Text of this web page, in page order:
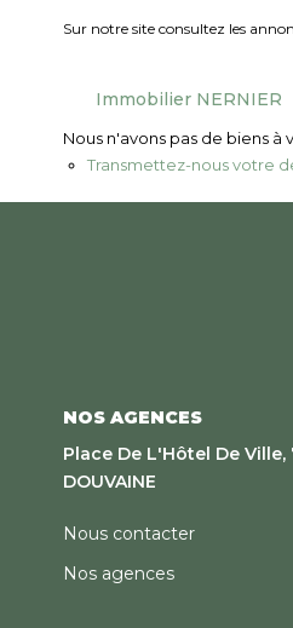
Sur notre site consultez les
Immobilier NERNIER
Nous n'avons pas de biens
Transmettez-nous votre
NOS AGENCES
Place De L'Hôtel De Ville,
DOUVAINE
Nous contacter
Nos agences